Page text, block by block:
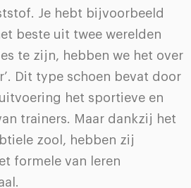
Je hebt bijvoorbeeld
beste uit twee werelden
te zijn, hebben we het over
Dit type schoen bevat door
het sportieve en
trainers. Maar dankzij het
zool, hebben zij
formele van leren